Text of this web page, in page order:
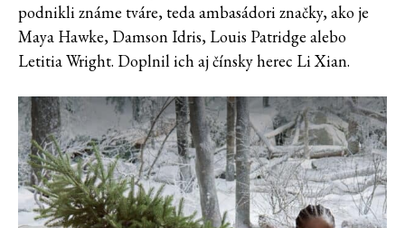
podnikli známe tváre, teda ambasádori značky, ako je
Maya Hawke, Damson Idris, Louis Patridge alebo
Letitia Wright. Doplnil ich aj čínsky herec Li Xian.